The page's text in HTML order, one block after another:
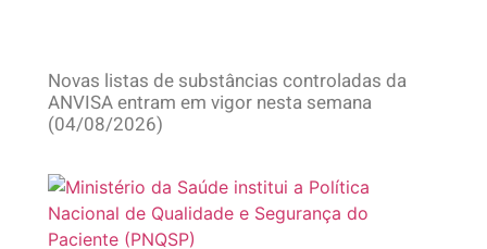
Novas listas de substâncias controladas da
ANVISA entram em vigor nesta semana
(04/08/2026)